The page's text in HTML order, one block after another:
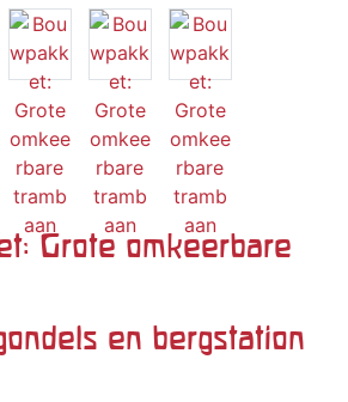
Grote omkeerbare
en bergstation